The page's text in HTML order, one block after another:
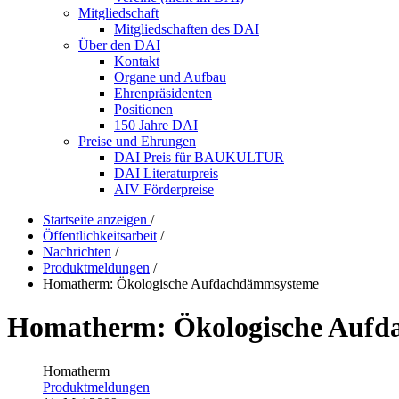
Mitgliedschaft
Mitgliedschaften des DAI
Über den DAI
Kontakt
Organe und Aufbau
Ehrenpräsidenten
Positionen
150 Jahre DAI
Preise und Ehrungen
DAI Preis für BAUKULTUR
DAI Literaturpreis
AIV Förderpreise
Startseite anzeigen /
Öffentlichkeitsarbeit /
Nachrichten /
Produktmeldungen /
Homatherm: Ökologische Aufdachdämmsysteme
Homatherm: Ökologische
Homatherm
Produktmeldungen